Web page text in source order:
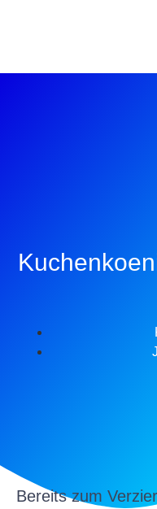
Bereits zum